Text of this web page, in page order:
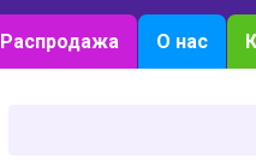
Распродажа О нас